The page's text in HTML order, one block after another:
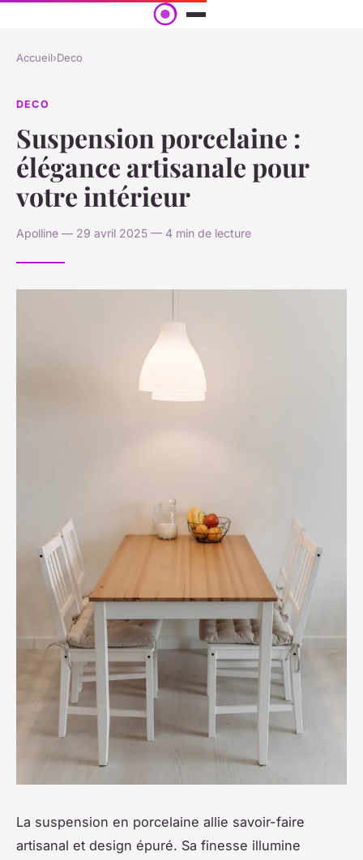
Accueil›Deco
DECO
Suspension porcelaine :
élégance artisanale pour
votre intérieur
Apolline — 29 avril 2025 — 4 min de lecture
La suspension en porcelaine allie savoir-faire
artisanal et design épuré. Sa finesse illumine